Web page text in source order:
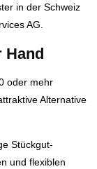
in der Schweiz
AG.
Hand
oder mehr
Alternative
Stückgut-
und flexiblen